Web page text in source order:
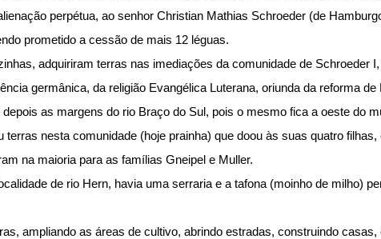
perpétua, ao senhor Christian Mathias Schroeder (de
prometido a cessão de mais 12 léguas.
adquiriram terras nas imediações da comunidade de Schroeder
germânica, da religião Evangélica Luterana, oriunda da reforma
as margens do rio Braço do Sul, pois o mesmo fica a oeste do
nesta comunidade (hoje prainha) que doou às suas quatro
na maioria para as famílias Gneipel e Muller.
de rio Hern, havia uma serraria e a tafona (moinho de milho)
ampliando as áreas de cultivo, abrindo estradas, construindo casas,